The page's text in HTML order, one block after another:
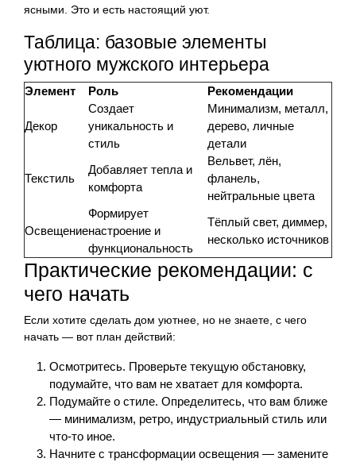
ясными. Это и есть настоящий уют.
Таблица: базовые элементы
уютного мужского интерьера
Элемент Роль Рекомендации
Декор
Создает
уникальность и
стиль
Минимализм, металл,
дерево, личные
детали
Текстиль
Добавляет тепла и
комфорта
Вельвет, лён,
фланель,
нейтральные цвета
Освещение
Формирует
настроение и
функциональность
Тёплый свет, диммер,
несколько источников
Практические рекомендации: с
чего начать
Если хотите сделать дом уютнее, но не знаете, с чего
начать — вот план действий:
Осмотритесь. Проверьте текущую обстановку,
подумайте, что вам не хватает для комфорта.
Подумайте о стиле. Определитесь, что вам ближе
— минимализм, ретро, индустриальный стиль или
что-то иное.
Начните с трансформации освещения — замените